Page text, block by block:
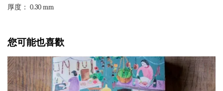
厚度： 0.30 mm
您可能也喜歡